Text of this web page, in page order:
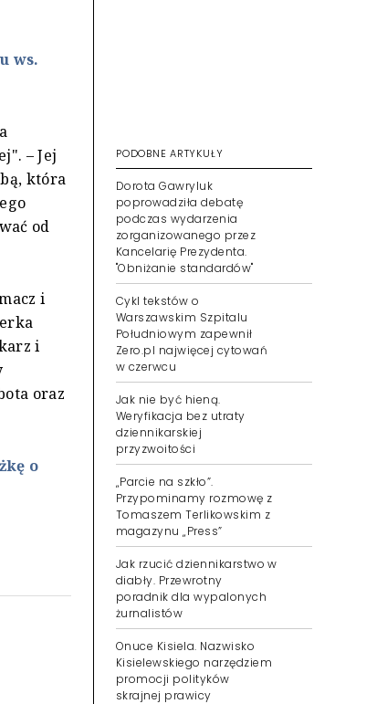
ws.
– Jej
która
od
i
i
oraz
o
PODOBNE ARTYKUŁY
Dorota Gawryluk
poprowadziła debatę
podczas wydarzenia
zorganizowanego przez
Kancelarię Prezydenta.
"Obniżanie standardów"
Cykl tekstów o
Warszawskim Szpitalu
Południowym zapewnił
Zero.pl najwięcej cytowań
w czerwcu
Jak nie być hieną.
Weryfikacja bez utraty
dziennikarskiej
przyzwoitości
„Parcie na szkło”.
Przypominamy rozmowę z
Tomaszem Terlikowskim z
magazynu „Press”
Jak rzucić dziennikarstwo w
diabły. Przewrotny
poradnik dla wypalonych
żurnalistów
Onuce Kisiela. Nazwisko
Kisielewskiego narzędziem
promocji polityków
skrajnej prawicy